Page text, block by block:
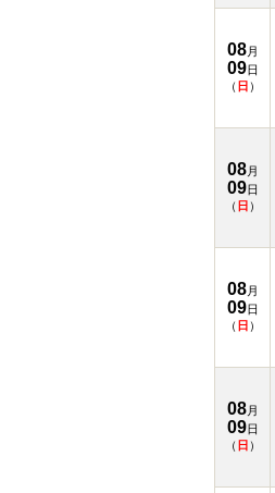
08月
09日
（ 日）
08月
09日
（ 日 ）
08月
09日
（ 日）
08月
09日
（ 日 ）